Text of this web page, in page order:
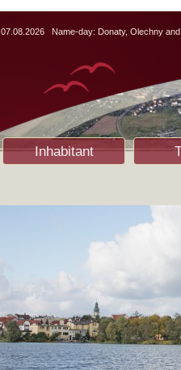
07.08.2026 Name-day: Donaty, Olechny
Inhabitant